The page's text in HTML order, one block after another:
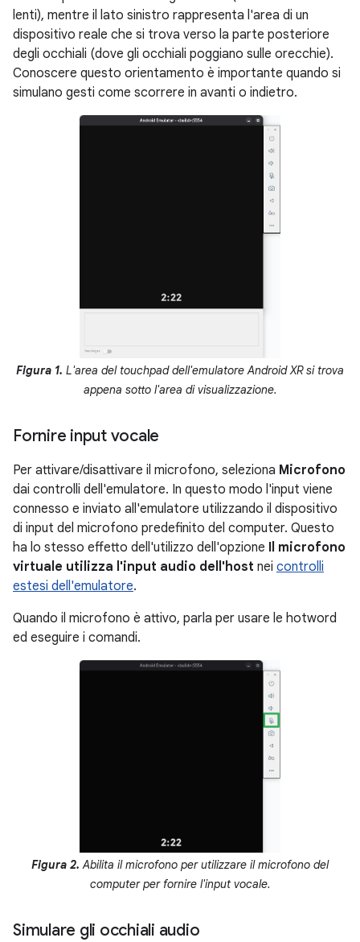
lenti), mentre il lato sinistro rappresenta l'area di un
dispositivo reale che si trova verso la parte posteriore
degli occhiali (dove gli occhiali poggiano sulle orecchie).
Conoscere questo orientamento è importante quando si
simulano gesti come scorrere in avanti o indietro.
Figura 1. L'area del touchpad dell'emulatore Android XR si trova
appena sotto l'area di visualizzazione.
Fornire input vocale
Per attivare/disattivare il microfono, seleziona Microfono
dai controlli dell'emulatore. In questo modo l'input viene
connesso e inviato all'emulatore utilizzando il dispositivo
di input del microfono predefinito del computer. Questo
ha lo stesso effetto dell'utilizzo dell'opzione Il microfono
virtuale utilizza l'input audio dell'host nei controlli
estesi dell'emulatore.
Quando il microfono è attivo, parla per usare le hotword
ed eseguire i comandi.
Figura 2. Abilita il microfono per utilizzare il microfono del
computer per fornire l'input vocale.
Simulare gli occhiali audio